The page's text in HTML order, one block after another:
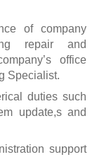
of company
repair and
office
Specialist.
duties such
update,s and
support